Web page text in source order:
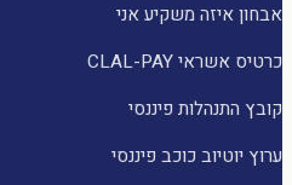
אבחון איזה משקיע אני
כרטיס אשראי CLAL-PAY
קובץ התנהלות פיננסי
ערוץ יוטיוב כוכב פיננסי